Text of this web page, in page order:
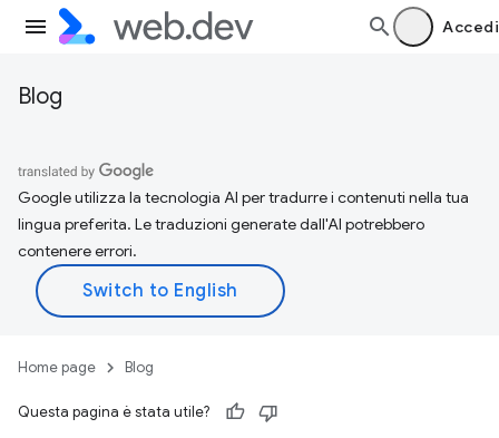
Accedi
Blog
Google utilizza la tecnologia AI per tradurre i contenuti nella tua
lingua preferita. Le traduzioni generate dall'AI potrebbero
contenere errori.
Home page Blog
Questa pagina è stata utile?